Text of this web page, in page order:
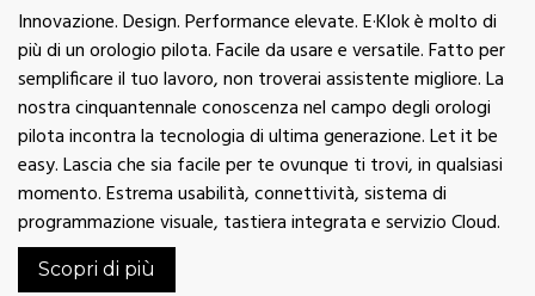
Innovazione. Design. Performance elevate. E·Klok è molto di
più di un orologio pilota. Facile da usare e versatile. Fatto per
semplificare il tuo lavoro, non troverai assistente migliore. La
nostra cinquantennale conoscenza nel campo degli orologi
pilota incontra la tecnologia di ultima generazione. Let it be
easy. Lascia che sia facile per te ovunque ti trovi, in qualsiasi
momento. Estrema usabilità, connettività, sistema di
programmazione visuale, tastiera integrata e servizio Cloud.
Scopri di più